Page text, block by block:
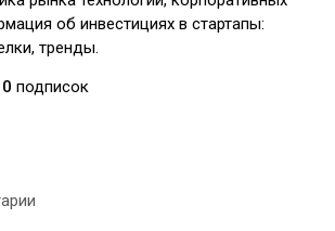
об инвестициях в стартапы:
тренды.
0 подписок